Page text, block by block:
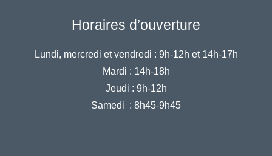
Horaires d’ouverture
Lundi, mercredi et vendredi : 9h-12h et 14h-17h
Mardi : 14h-18h
Jeudi : 9h-12h
Samedi : 8h45-9h45